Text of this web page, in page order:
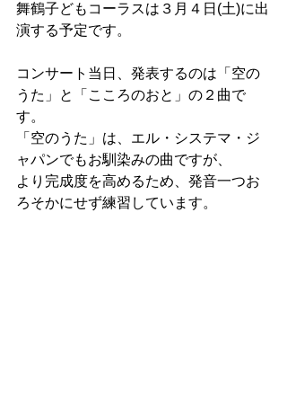
舞鶴子どもコーラスは３月４日(土)に出
演する予定です。
コンサート当日、発表するのは「空の
うた」と「こころのおと」の２曲で
す。
「空のうた」は、エル・システマ・ジ
ャパンでもお馴染みの曲ですが、
より完成度を高めるため、発音一つお
ろそかにせず練習しています。